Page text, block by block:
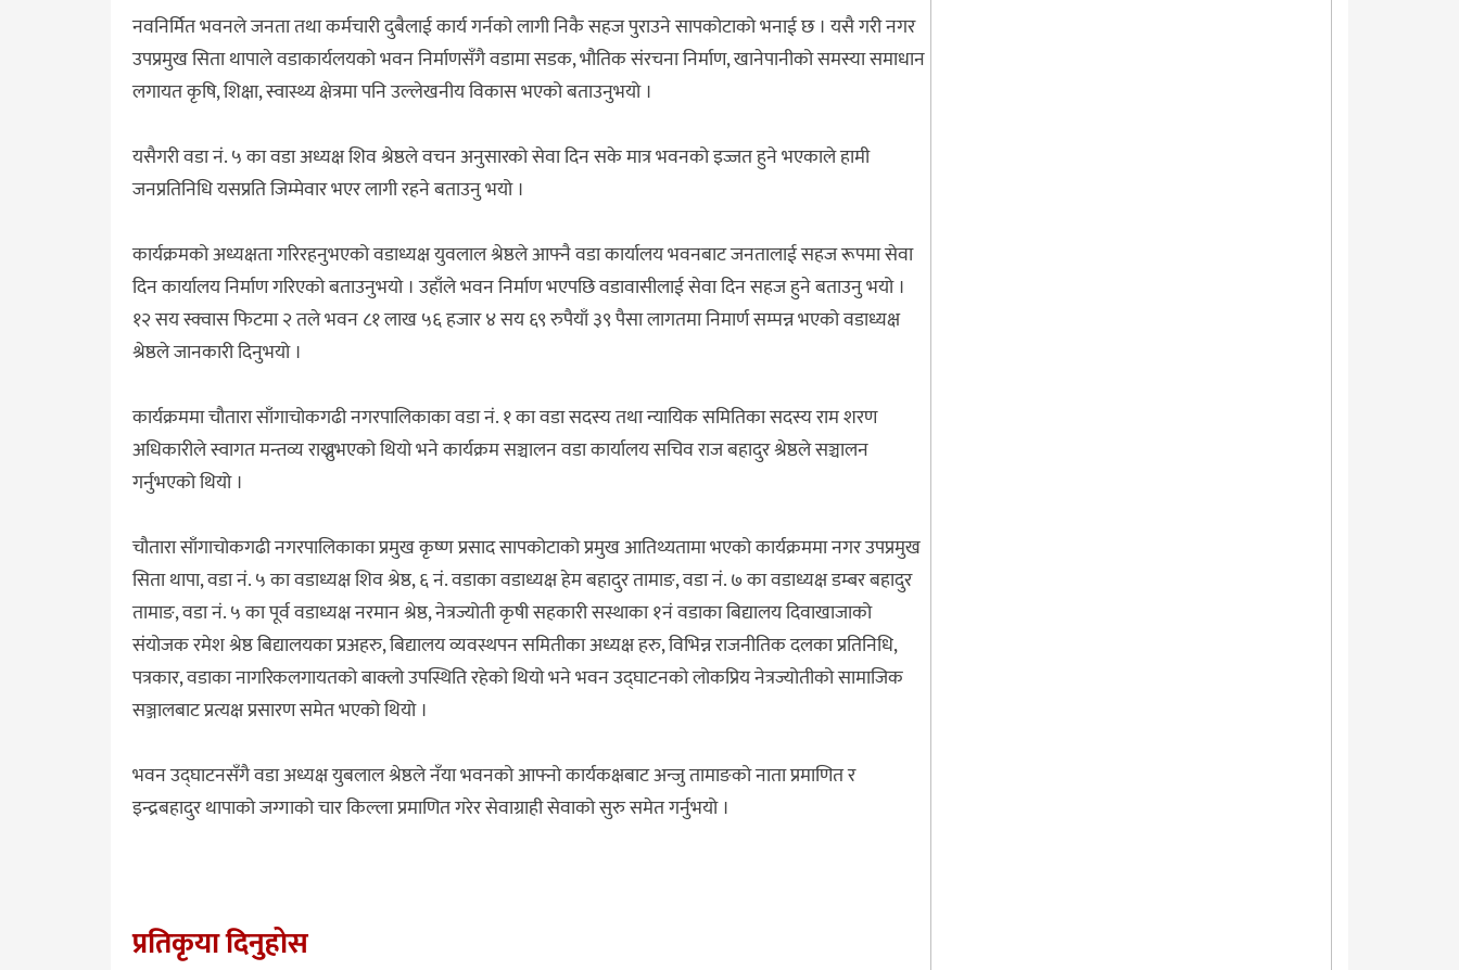
नवनिर्मित भवनले जनता तथा कर्मचारी दुबैलाई कार्य गर्नको लागी निकै सहज पुराउने सापकोटाको भनाई छ । यसै गरी नगर
उपप्रमुख सिता थापाले वडाकार्यलयको भवन निर्माणसँगै वडामा सडक, भौतिक संरचना निर्माण, खानेपानीको समस्या समाधान
लगायत कृषि, शिक्षा, स्वास्थ्य क्षेत्रमा पनि उल्लेखनीय विकास भएको बताउनुभयो ।
यसैगरी वडा नं. ५ का वडा अध्यक्ष शिव श्रेष्ठले वचन अनुसारको सेवा दिन सके मात्र भवनको इज्जत हुने भएकाले हामी
जनप्रतिनिधि यसप्रति जिम्मेवार भएर लागी रहने बताउनु भयो ।
कार्यक्रमको अध्यक्षता गरिरहनुभएको वडाध्यक्ष युवलाल श्रेष्ठले आफ्नै वडा कार्यालय भवनबाट जनतालाई सहज रूपमा सेवा
दिन कार्यालय निर्माण गरिएको बताउनुभयो । उहाँले भवन निर्माण भएपछि वडावासीलाई सेवा दिन सहज हुने बताउनु भयो ।
१२ सय स्क्वास फिटमा २ तले भवन ८१ लाख ५६ हजार ४ सय ६९ रुपैयाँ ३९ पैसा लागतमा निमार्ण सम्पन्न भएको वडाध्यक्ष
श्रेष्ठले जानकारी दिनुभयो ।
कार्यक्रममा चौतारा साँगाचोकगढी नगरपालिकाका वडा नं. १ का वडा सदस्य तथा न्यायिक समितिका सदस्य राम शरण
अधिकारीले स्वागत मन्तव्य राख्नुभएको थियो भने कार्यक्रम सञ्चालन वडा कार्यालय सचिव राज बहादुर श्रेष्ठले सञ्चालन
गर्नुभएको थियो ।
चौतारा साँगाचोकगढी नगरपालिकाका प्रमुख कृष्ण प्रसाद सापकोटाको प्रमुख आतिथ्यतामा भएको कार्यक्रममा नगर उपप्रमुख
सिता थापा, वडा नं. ५ का वडाध्यक्ष शिव श्रेष्ठ, ६ नं. वडाका वडाध्यक्ष हेम बहादुर तामाङ, वडा नं. ७ का वडाध्यक्ष डम्बर बहादुर
तामाङ, वडा नं. ५ का पूर्व वडाध्यक्ष नरमान श्रेष्ठ, नेत्रज्योती कृषी सहकारी सस्थाका १नं वडाका बिद्यालय दिवाखाजाको
संयोजक रमेश श्रेष्ठ बिद्यालयका प्रअहरु, बिद्यालय व्यवस्थपन समितीका अध्यक्ष हरु, विभिन्न राजनीतिक दलका प्रतिनिधि,
पत्रकार, वडाका नागरिकलगायतको बाक्लो उपस्थिति रहेको थियो भने भवन उद्घाटनको लोकप्रिय नेत्रज्योतीको सामाजिक
सञ्जालबाट प्रत्यक्ष प्रसारण समेत भएको थियो ।
भवन उद्घाटनसँगै वडा अध्यक्ष युबलाल श्रेष्ठले नँया भवनको आफ्नो कार्यकक्षबाट अन्जु तामाङको नाता प्रमाणित र
इन्द्रबहादुर थापाको जग्गाको चार किल्ला प्रमाणित गरेर सेवाग्राही सेवाको सुरु समेत गर्नुभयो ।
प्रतिकृया दिनुहोस